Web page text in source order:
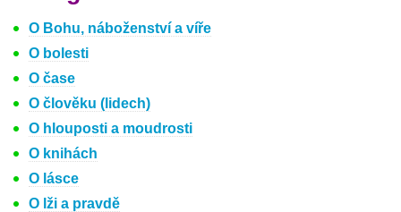
O Bohu, náboženství a víře
O bolesti
O čase
O člověku (lidech)
O hlouposti a moudrosti
O knihách
O lásce
O lži a pravdě